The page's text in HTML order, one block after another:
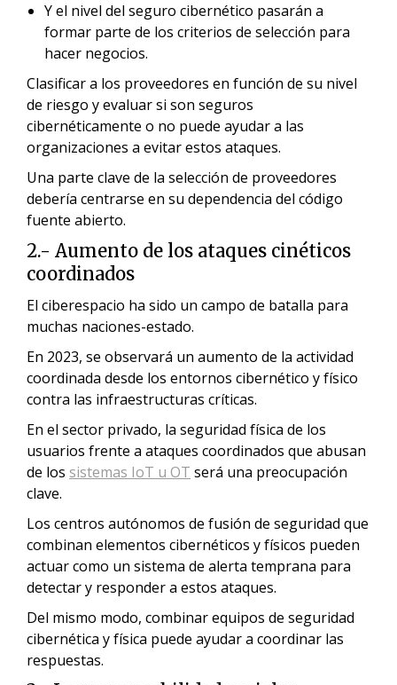
Y el nivel del seguro cibernético pasarán a
formar parte de los criterios de selección para
hacer negocios.
Clasificar a los proveedores en función de su nivel
de riesgo y evaluar si son seguros
cibernéticamente o no puede ayudar a las
organizaciones a evitar estos ataques.
Una parte clave de la selección de proveedores
debería centrarse en su dependencia del código
fuente abierto.
2.- Aumento de los ataques cinéticos
coordinados
El ciberespacio ha sido un campo de batalla para
muchas naciones-estado.
En 2023, se observará un aumento de la actividad
coordinada desde los entornos cibernético y físico
contra las infraestructuras críticas.
En el sector privado, la seguridad física de los
usuarios frente a ataques coordinados que abusan
de los sistemas IoT u OT será una preocupación
clave.
Los centros autónomos de fusión de seguridad que
combinan elementos cibernéticos y físicos pueden
actuar como un sistema de alerta temprana para
detectar y responder a estos ataques.
Del mismo modo, combinar equipos de seguridad
cibernética y física puede ayudar a coordinar las
respuestas.